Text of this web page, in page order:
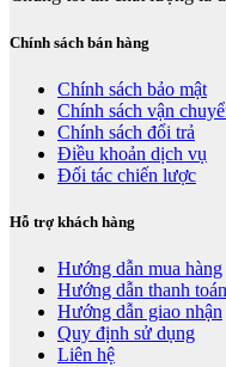
Chính sách bán hàng
Chính sách bảo mật
Chính sách vận
Chính sách đổi trả
Điều khoản dịch vụ
Đối tác chiến lược
Hỗ trợ khách hàng
Hướng dẫn mua hàng
Hướng dẫn thanh toán
Hướng dẫn giao nhận
Quy định sử dụng
Liên hệ